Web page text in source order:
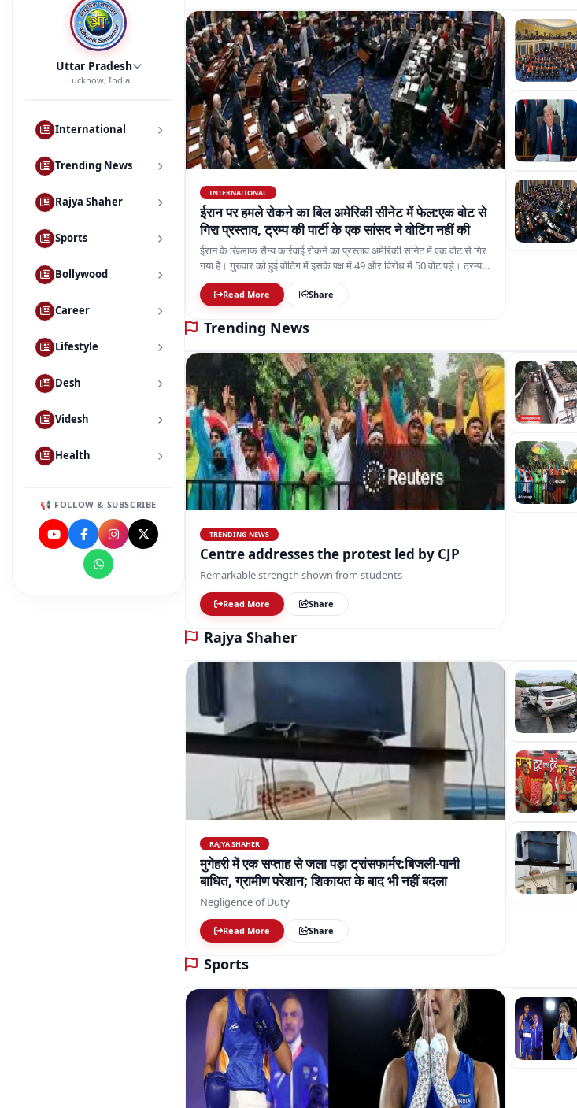
Uttar Pradesh
Lucknow, India
International
Trending News
Rajya Shaher
Sports
Bollywood
Career
Lifestyle
Desh
Videsh
Health
📢 FOLLOW & SUBSCRIBE
INTERNATIONAL
ईरान पर हमले रोकने का बिल अमेरिकी सीनेट में फेल:एक वोट से
गिरा प्रस्ताव, ट्रम्प की पार्टी के एक सांसद ने वोटिंग नहीं की
ईरान के खिलाफ सैन्य कार्रवाई रोकने का प्रस्ताव अमेरिकी सीनेट में एक वोट से गिर
गया है। गुरुवार को हुई वोटिंग में इसके पक्ष में 49 और विरोध में 50 वोट पड़े। ट्रम्प
की पार्टी के एक सांसद डेव मैककॉर्मिक वोटिंग में शामिल नहीं हुए।
Read More Share
Trending News
TRENDING NEWS
Centre addresses the protest led by CJP
Remarkable strength shown from students
Read More Share
Rajya Shaher
RAJYA SHAHER
मुगेहरी में एक सप्ताह से जला पड़ा ट्रांसफार्मर:बिजली-पानी
बाधित, ग्रामीण परेशान; शिकायत के बाद भी नहीं बदला
Negligence of Duty
Read More Share
Sports